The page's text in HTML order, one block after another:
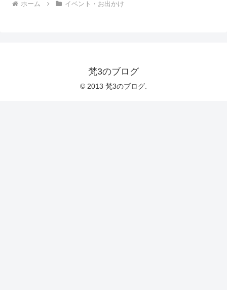
ホーム イベント・お出かけ
梵3のブログ
© 2013 梵3のブログ.